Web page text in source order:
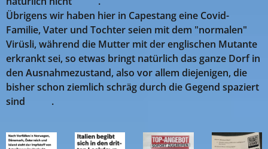
Übrigens wir haben hier in Capestang eine Covid-
Familie, Vater und Tochter seien mit dem "normalen"
Virüsli, während die Mutter mit der englischen Mutante
erkrankt sei, so etwas bringt natürlich das ganze Dorf in
den Ausnahmezustand, also vor allem diejenigen, die
bisher schon ziemlich schräg durch die Gegend spaziert
sind 😂😍.